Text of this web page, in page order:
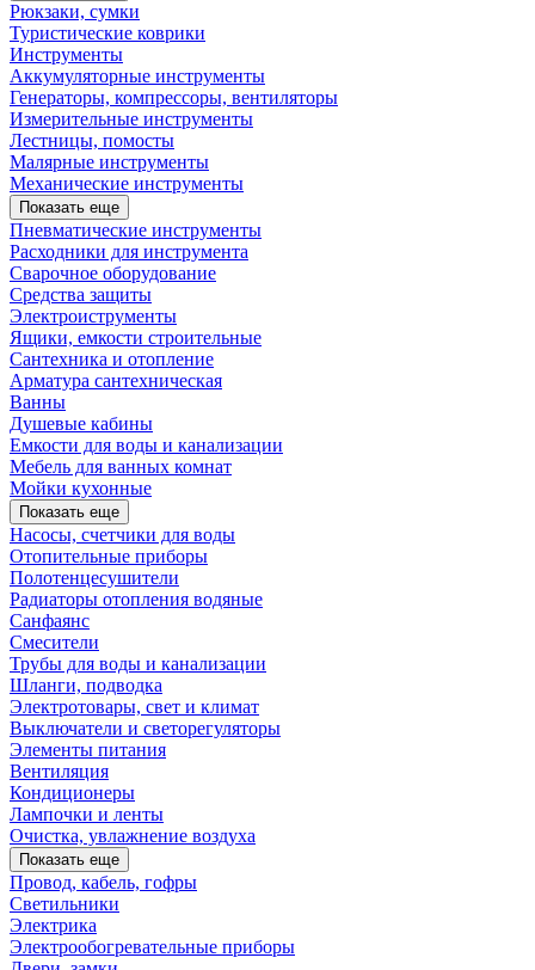
Рюкзаки, сумки
Туристические коврики
Инструменты
Аккумуляторные инструменты
Генераторы, компрессоры, вентиляторы
Измерительные инструменты
Лестницы, помосты
Малярные инструменты
Механические инструменты
Показать еще
Пневматические инструменты
Расходники для инструмента
Сварочное оборудование
Средства защиты
Электроиструменты
Ящики, емкости строительные
Сантехника и отопление
Арматура сантехническая
Ванны
Душевые кабины
Емкости для воды и канализации
Мебель для ванных комнат
Мойки кухонные
Показать еще
Насосы, счетчики для воды
Отопительные приборы
Полотенцесушители
Радиаторы отопления водяные
Санфаянс
Смесители
Трубы для воды и канализации
Шланги, подводка
Электротовары, свет и климат
Выключатели и светорегуляторы
Элементы питания
Вентиляция
Кондиционеры
Лампочки и ленты
Очистка, увлажнение воздуха
Показать еще
Провод, кабель, гофры
Светильники
Электрика
Электрообогревательные приборы